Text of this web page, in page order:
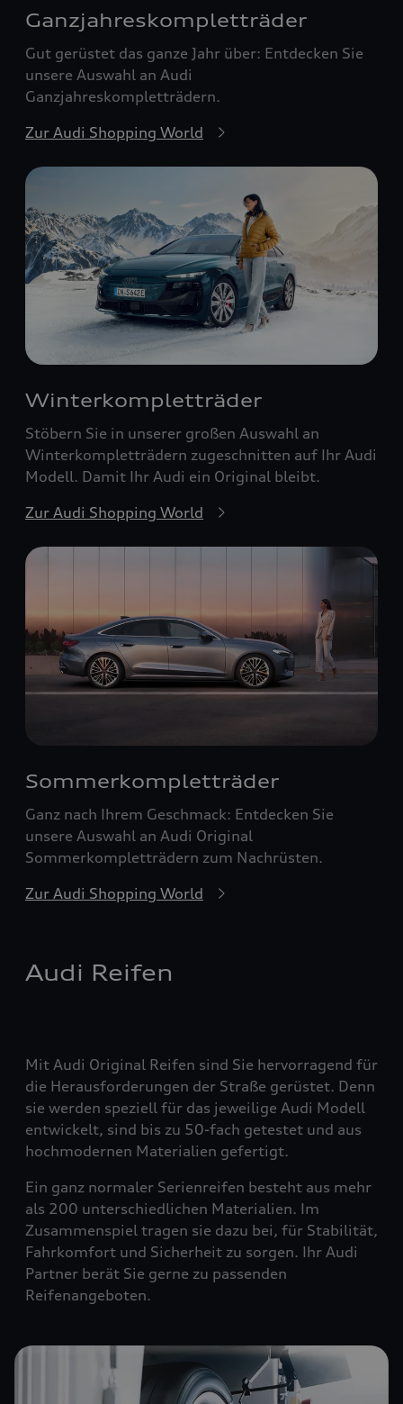
Ganzjahreskomplett­räder
Gut gerüstet das ganze Jahr über: Entdecken Sie
unsere Auswahl an Audi
Ganzjahreskompletträdern.
Zur Audi Shopping World
Winterkompletträder
Stöbern Sie in unserer großen Auswahl an
Winterkompletträdern zugeschnitten auf Ihr Audi
Modell. Damit Ihr Audi ein Original bleibt.
Zur Audi Shopping World
Sommerkompletträder
Ganz nach Ihrem Geschmack: Entdecken Sie
unsere Auswahl an Audi Original
Sommerkompletträdern zum Nachrüsten.
Zur Audi Shopping World
Audi Reifen
Mit Audi Original Reifen sind Sie hervorragend für
die Herausforderungen der Straße gerüstet. Denn
sie werden speziell für das jeweilige Audi Modell
entwickelt, sind bis zu 50-fach getestet und aus
hochmodernen Materialien gefertigt.
Ein ganz normaler Serienreifen besteht aus mehr
als 200 unterschiedlichen Materialien. Im
Zusammenspiel tragen sie dazu bei, für Stabilität,
Fahrkomfort und Sicherheit zu sorgen. Ihr Audi
Partner berät Sie gerne zu passenden
Reifenangeboten.